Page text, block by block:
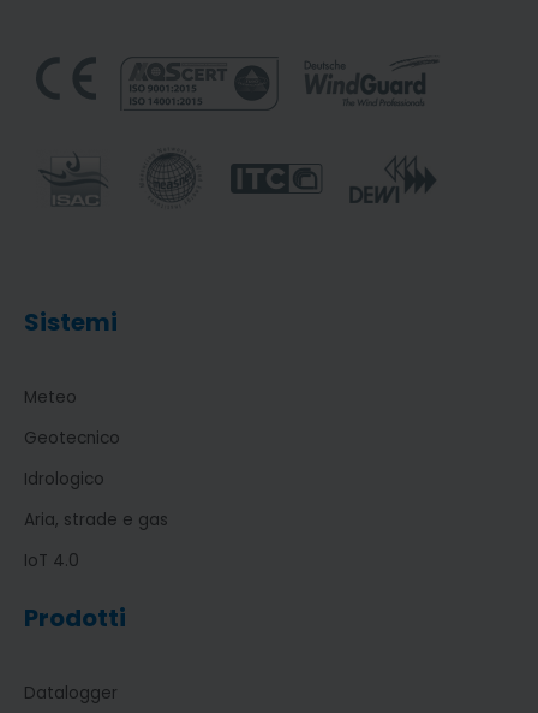
Sistemi
Meteo
Geotecnico
Idrologico
Aria, strade e gas
IoT 4.0
Prodotti
Datalogger